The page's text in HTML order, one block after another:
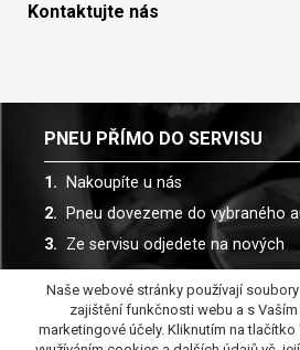
Kontaktujte nás
PNEU PŘÍMO DO SERVISU
Nakoupíte u nás
Pneu dovezeme do vybraného
Ze servisu odjedete na nových
Spolupracujeme s více než 30
Naše webové stránky používají
zajištění funkčnosti webu a s
marketingové účely. Kliknutím na